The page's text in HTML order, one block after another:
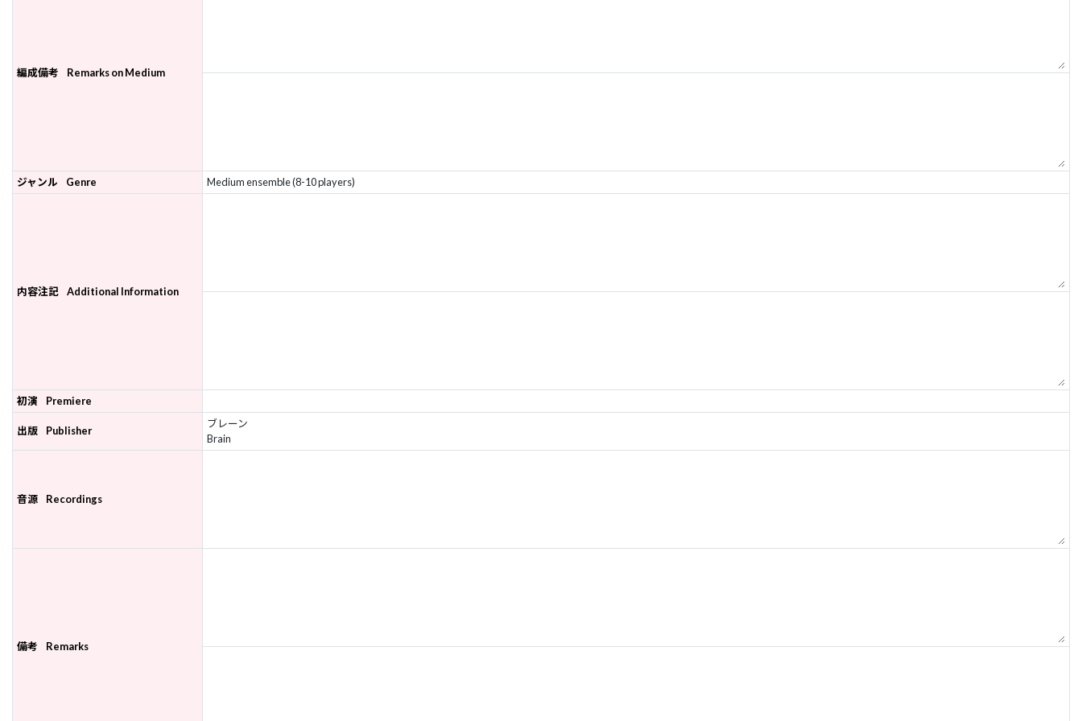
編成備考 Remarks on Medium
ジャンル Genre Medium ensemble (8-10 players)
内容注記 Additional Information
初演 Premiere
出版 Publisher
ブレーン
Brain
音源 Recordings
備考 Remarks